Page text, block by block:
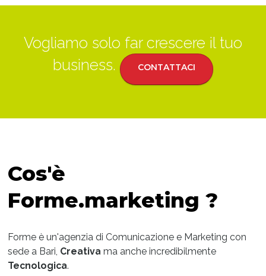
Vogliamo solo far crescere il tuo
business.
CONTATTACI
Cos'è
Forme.marketing ?
Forme è un'agenzia di Comunicazione e Marketing con
sede a Bari, Creativa ma anche incredibilmente
Tecnologica.